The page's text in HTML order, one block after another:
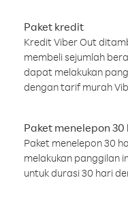
Paket kredit
Kredit Viber Out
membeli sejumlah
dapat melakukan
dengan tarif murah
Paket menelepon 30
Paket menelepon 30
melakukan panggilan
untuk durasi 30 hari